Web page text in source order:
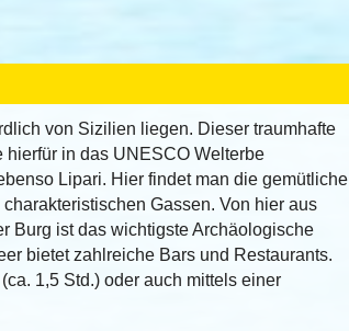
von Sizilien liegen. Dieser traumhafte
in das UNESCO Welterbe
Lipari. Hier findet man die gemütliche
Gassen. Von hier aus
Burg ist das wichtigste Archäologische
bietet zahlreiche Bars und Restaurants.
1,5 Std.) oder auch mittels einer